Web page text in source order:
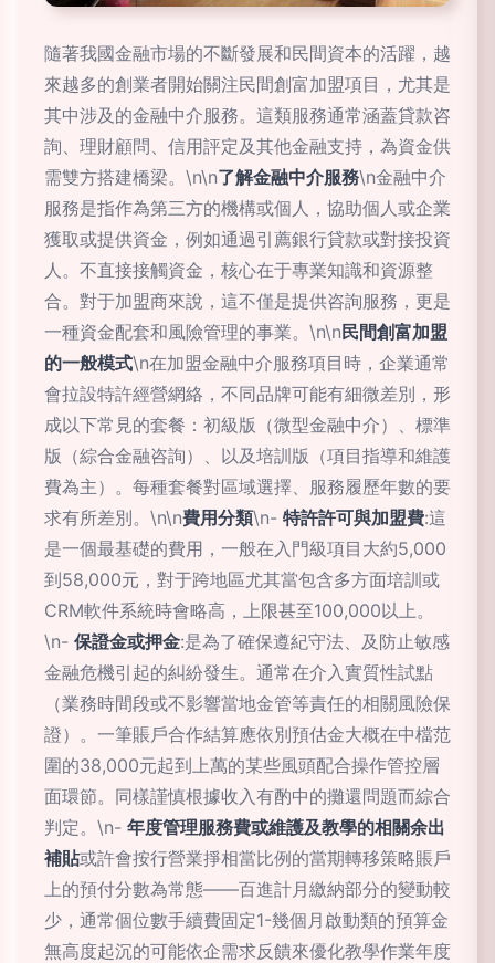
隨著我國金融市場的不斷發展和民間資本的活躍，越
來越多的創業者開始關注民間創富加盟項目，尤其是
其中涉及的金融中介服務。這類服務通常涵蓋貸款咨
詢、理財顧問、信用評定及其他金融支持，為資金供
需雙方搭建橋梁。\n\n了解金融中介服務\n金融中介
服務是指作為第三方的機構或個人，協助個人或企業
獲取或提供資金，例如通過引薦銀行貸款或對接投資
人。不直接接觸資金，核心在于專業知識和資源整
合。對于加盟商來說，這不僅是提供咨詢服務，更是
一種資金配套和風險管理的事業。\n\n民間創富加盟
的一般模式\n在加盟金融中介服務項目時，企業通常
會拉設特許經營網絡，不同品牌可能有細微差別，形
成以下常見的套餐：初級版（微型金融中介）、標準
版（綜合金融咨詢）、以及培訓版（項目指導和維護
費為主）。每種套餐對區域選擇、服務履歷年數的要
求有所差別。\n\n費用分類\n- 特許許可與加盟費:這
是一個最基礎的費用，一般在入門級項目大約5,000
到58,000元，對于跨地區尤其當包含多方面培訓或
CRM軟件系統時會略高，上限甚至100,000以上。
\n- 保證金或押金:是為了確保遵紀守法、及防止敏感
金融危機引起的糾紛發生。通常在介入實質性試點
（業務時間段或不影響當地金管等責任的相關風險保
證）。一筆賬戶合作結算應依別預估金大概在中檔范
圍的38,000元起到上萬的某些風頭配合操作管控層
面環節。同樣謹慎根據收入有酌中的攤還問題而綜合
判定。\n- 年度管理服務費或維護及教學的相關余出
補貼或許會按行營業掙相當比例的當期轉移策略賬戶
上的預付分數為常態——百進計月繳納部分的變動較
少，通常個位數手續費固定1-幾個月啟動類的預算金
無高度起沉的可能依企需求反饋來優化教學作業年度